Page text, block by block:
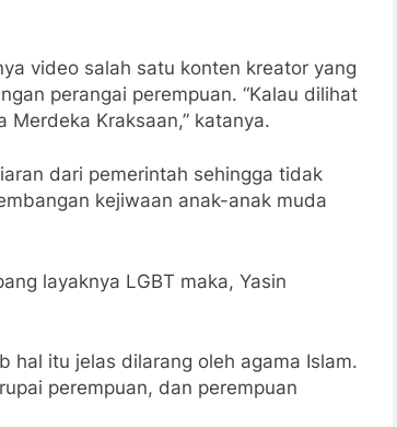
video salah satu konten kreator yang
perangai perempuan. “Kalau dilihat
Kraksaan,” katanya.
dari pemerintah sehingga tidak
kejiwaan anak-anak muda
layaknya LGBT maka, Yasin
hal itu jelas dilarang oleh agama Islam.
perempuan, dan perempuan